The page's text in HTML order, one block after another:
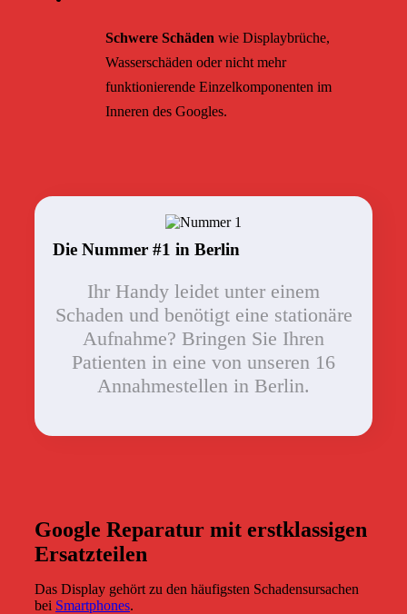
Schwere Schäden wie Displaybrüche,
Wasserschäden oder nicht mehr
funktionierende Einzelkomponenten im
Inneren des Googles.
Die Nummer #1 in Berlin
Ihr Handy leidet unter einem
Schaden und benötigt eine stationäre
Aufnahme? Bringen Sie Ihren
Patienten in eine von unseren 16
Annahmestellen in Berlin.
Google Reparatur mit erstklassigen
Ersatzteilen
Das Display gehört zu den häufigsten Schadensursachen
bei Smartphones.